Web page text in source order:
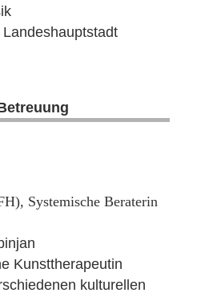
Systemische Beraterin
Kunsttherapeutin
kulturellen